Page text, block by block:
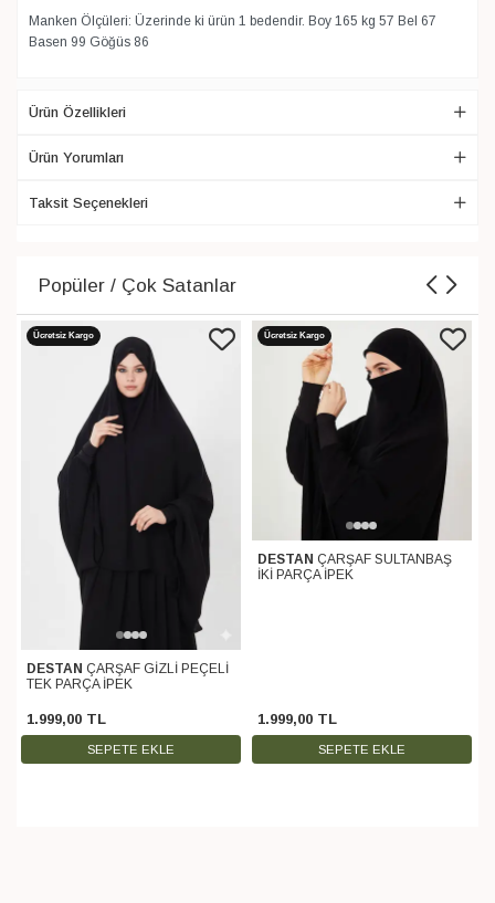
Manken Ölçüleri: Üzerinde ki ürün 1 bedendir. Boy 165 kg 57 Bel 67
Basen 99 Göğüs 86
Ürün Özellikleri
Ürün Yorumları
Taksit Seçenekleri
Popüler / Çok Satanlar
Ücretsiz Kargo
DESTAN ÇARŞAF GİZLİ PEÇELİ
TEK PARÇA İPEK
1.999,00 TL
SEPETE EKLE
Ücretsiz Kargo
DESTAN ÇARŞAF SULTANBAŞ
İKİ PARÇA İPEK
1.999,00 TL
SEPETE EKLE